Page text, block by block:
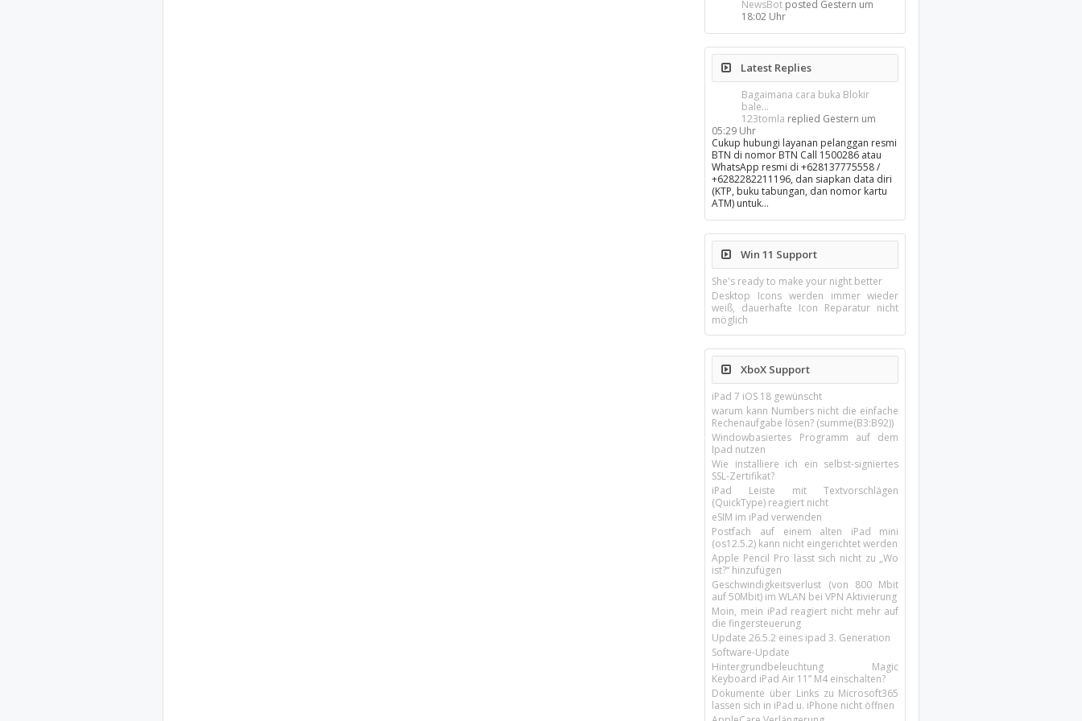
NewsBot posted Gestern um
18:02 Uhr
Latest Replies
Bagaimana cara buka Blokir
bale...
123tomla replied Gestern um
05:29 Uhr
Cukup hubungi layanan pelanggan resmi
BTN di nomor BTN Call 1500286 atau
WhatsApp resmi di +628137775558 /
+6282282211196, dan siapkan data diri
(KTP, buku tabungan, dan nomor kartu
ATM) untuk…
Win 11 Support
She's ready to make your night better
Desktop Icons werden immer wieder
weiß, dauerhafte Icon Reparatur nicht
möglich
XboX Support
iPad 7 iOS 18 gewünscht
warum kann Numbers nicht die einfache
Rechenaufgabe lösen? (summe(B3:B92))
Windowbasiertes Programm auf dem
Ipad nutzen
Wie installiere ich ein selbst-signiertes
SSL-Zertifikat?
iPad Leiste mit Textvorschlägen
(QuickType) reagiert nicht
eSIM im iPad verwenden
Postfach auf einem alten iPad mini
(os12.5.2) kann nicht eingerichtet werden
Apple Pencil Pro lässt sich nicht zu „Wo
ist?“ hinzufügen
Geschwindigkeitsverlust (von 800 Mbit
auf 50Mbit) im WLAN bei VPN Aktivierung
Moin, mein iPad reagiert nicht mehr auf
die fingersteuerung
Update 26.5.2 eines ipad 3. Generation
Software-Update
Hintergrundbeleuchtung Magic
Keyboard iPad Air 11’’ M4 einschalten?
Dokumente über Links zu Microsoft365
lassen sich in iPad u. iPhone nicht öffnen